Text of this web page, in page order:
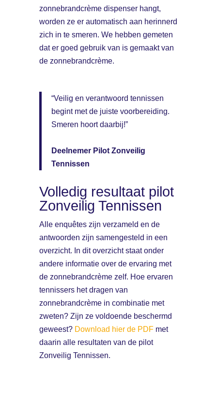
zonnebrandcrème dispenser hangt,
worden ze er automatisch aan herinnerd
zich in te smeren. We hebben gemeten
dat er goed gebruik van is gemaakt van
de zonnebrandcrème.
“Veilig en verantwoord tennissen
begint met de juiste voorbereiding.
Smeren hoort daarbij!”
Deelnemer Pilot Zonveilig
Tennissen
Volledig resultaat pilot
Zonveilig Tennissen
Alle enquêtes zijn verzameld en de
antwoorden zijn samengesteld in een
overzicht. In dit overzicht staat onder
andere informatie over de ervaring met
de zonnebrandcrème zelf. Hoe ervaren
tennissers het dragen van
zonnebrandcrème in combinatie met
zweten? Zijn ze voldoende beschermd
geweest? Download hier de PDFmet
daarin alle resultaten van de pilot
Zonveilig Tennissen.